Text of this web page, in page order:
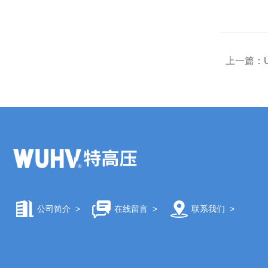
上一篇：
公司简介 > 在线留言> 联系我们 >